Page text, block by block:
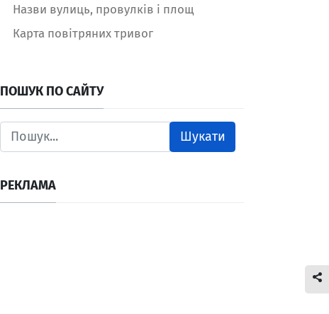
Назви вулиць, провулків і площ
Карта повітряних тривог
ПОШУК ПО САЙТУ
Шукати
РЕКЛАМА